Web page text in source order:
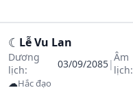
☾ Lễ Vu Lan
Dương
lịch:
03/09/2085|Âm
lịch:
☁Hắc đạo